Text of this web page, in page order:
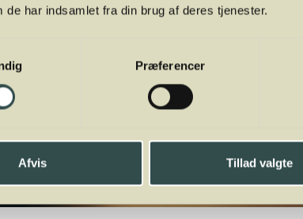
de har indsamlet fra din brug af deres tjenester.
Præferencer
Afvis Tillad valgte